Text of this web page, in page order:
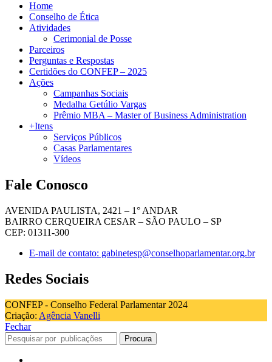
Home
Conselho de Ética
Atividades
Cerimonial de Posse
Parceiros
Perguntas e Respostas
Certidões do CONFEP – 2025
Ações
Campanhas Sociais
Medalha Getúlio Vargas
Prêmio MBA – Master of Business Administration
+Itens
Serviços Públicos
Casas Parlamentares
Vídeos
Fale Conosco
AVENIDA PAULISTA, 2421 – 1° ANDAR
BAIRRO CERQUEIRA CESAR – SÃO PAULO – SP
CEP: 01311-300
E-mail de contato: gabinetesp@conselhoparlamentar.org.br
Redes Sociais
CONFEP - Conselho Federal Parlamentar 2024
Criação: Agência Vanelli
Fechar
Procura